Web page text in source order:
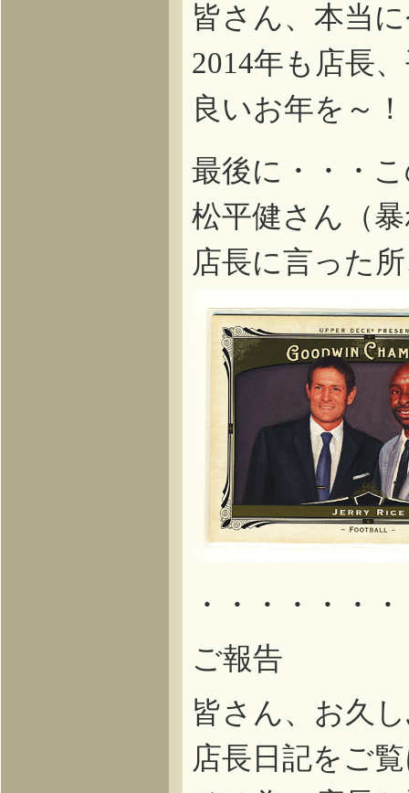
皆さん、本当
2014年も店長
良いお年を～
最後に・・・
松平健さん（
店長に言った
・・・・・・
ご報告
皆さん、お久
店長日記をご